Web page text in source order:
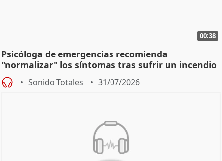
00:38
Psicóloga de emergencias recomienda
"normalizar" los síntomas tras sufrir un incendio
Sonido Totales 31/07/2026